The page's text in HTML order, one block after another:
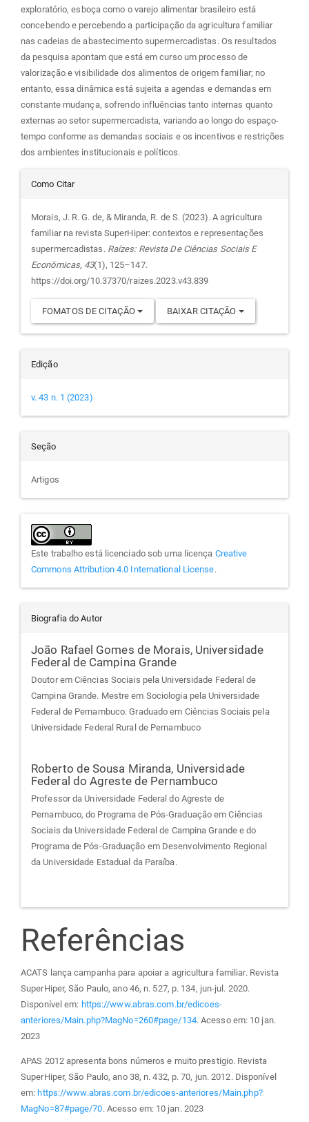
exploratório, esboça como o varejo alimentar brasileiro está
concebendo e percebendo a participação da agricultura familiar
nas cadeias de abastecimento supermercadistas. Os resultados
da pesquisa apontam que está em curso um processo de
valorização e visibilidade dos alimentos de origem familiar; no
entanto, essa dinâmica está sujeita a agendas e demandas em
constante mudança, sofrendo influências tanto internas quanto
externas ao setor supermercadista, variando ao longo do espaço-
tempo conforme as demandas sociais e os incentivos e restrições
dos ambientes institucionais e políticos.
Detalhes
do
artigo
Como Citar
Morais, J. R. G. de, & Miranda, R. de S. (2023). A agricultura
familiar na revista SuperHiper: contextos e representações
supermercadistas. Raízes: Revista De Ciências Sociais E
Econômicas, 43(1), 125–147.
https://doi.org/10.37370/raizes.2023.v43.839
FOMATOS DE CITAÇÃO BAIXAR CITAÇÃO
Edição
v. 43 n. 1 (2023)
Seção
Artigos
Este trabalho está licenciado sob uma licença Creative
Commons Attribution 4.0 International License.
Biografia do Autor
João Rafael Gomes de Morais, Universidade
Federal de Campina Grande
Doutor em Ciências Sociais pela Universidade Federal de
Campina Grande. Mestre em Sociologia pela Universidade
Federal de Pernambuco. Graduado em Ciências Sociais pela
Universidade Federal Rural de Pernambuco
Roberto de Sousa Miranda, Universidade
Federal do Agreste de Pernambuco
Professor da Universidade Federal do Agreste de
Pernambuco, do Programa de Pós-Graduação em Ciências
Sociais da Universidade Federal de Campina Grande e do
Programa de Pós-Graduação em Desenvolvimento Regional
da Universidade Estadual da Paraíba.
Referências
ACATS lança campanha para apoiar a agricultura familiar. Revista
SuperHiper, São Paulo, ano 46, n. 527, p. 134, jun-jul. 2020.
Disponível em: https://www.abras.com.br/edicoes-
anteriores/Main.php?MagNo=260#page/134. Acesso em: 10 jan.
2023
APAS 2012 apresenta bons números e muito prestigio. Revista
SuperHiper, São Paulo, ano 38, n. 432, p. 70, jun. 2012. Disponível
em: https://www.abras.com.br/edicoes-anteriores/Main.php?
MagNo=87#page/70. Acesso em: 10 jan. 2023